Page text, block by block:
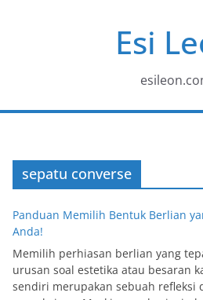
Esi
sepatu converse
Panduan Memilih Bentuk Berlian
Anda!
Memilih perhiasan berlian yang
urusan soal estetika atau besaran
sendiri merupakan sebuah refleksi